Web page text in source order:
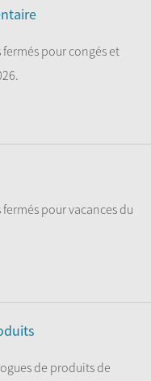
pour congés et
pour vacances du
de produits de